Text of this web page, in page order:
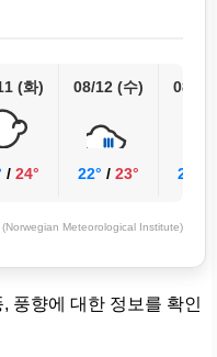
(화)
/ 24°
08/12 (수)
22° / 23°
08/13
23°
Meteorological Institute)
풍향에 대한 정보를 확인